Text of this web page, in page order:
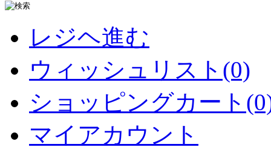
レジヘ進む
ウィッシュリスト(0)
ショッピングカート
マイアカウント